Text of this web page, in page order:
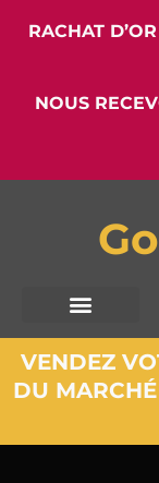
RACHAT D’OR
NOUS
VENDEZ
DU